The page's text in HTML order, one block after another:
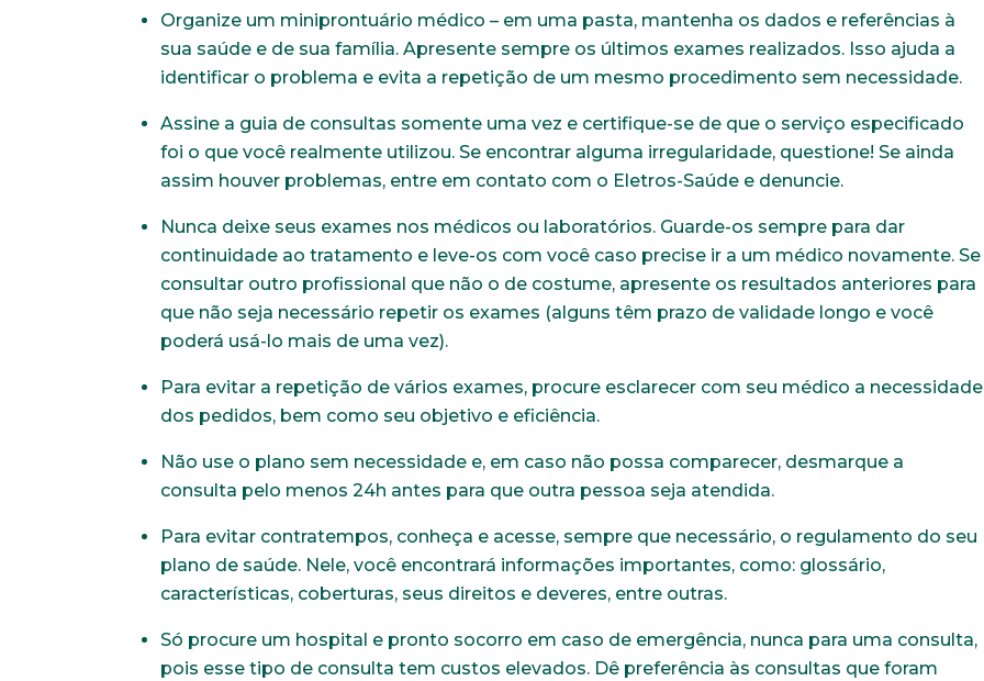
Organize um miniprontuário médico – em uma pasta, mantenha os dados e referências à
sua saúde e de sua família. Apresente sempre os últimos exames realizados. Isso ajuda a
identificar o problema e evita a repetição de um mesmo procedimento sem necessidade.
Assine a guia de consultas somente uma vez e certifique-se de que o serviço especificado
foi o que você realmente utilizou. Se encontrar alguma irregularidade, questione! Se ainda
assim houver problemas, entre em contato com o Eletros-Saúde e denuncie.
Nunca deixe seus exames nos médicos ou laboratórios. Guarde-os sempre para dar
continuidade ao tratamento e leve-os com você caso precise ir a um médico novamente. Se
consultar outro profissional que não o de costume, apresente os resultados anteriores para
que não seja necessário repetir os exames (alguns têm prazo de validade longo e você
poderá usá-lo mais de uma vez).
Para evitar a repetição de vários exames, procure esclarecer com seu médico a necessidade
dos pedidos, bem como seu objetivo e eficiência.
Não use o plano sem necessidade e, em caso não possa comparecer, desmarque a
consulta pelo menos 24h antes para que outra pessoa seja atendida.
Para evitar contratempos, conheça e acesse, sempre que necessário, o regulamento do seu
plano de saúde. Nele, você encontrará informações importantes, como: glossário,
características, coberturas, seus direitos e deveres, entre outras.
Só procure um hospital e pronto socorro em caso de emergência, nunca para uma consulta,
pois esse tipo de consulta tem custos elevados. Dê preferência às consultas que foram
Trabalhe conosco
Faça parte de uma instituição sólida, ética e comprometida com o bem-estar dos seus
todos os dados abaixo e anexe seu currículo.
*Campos obrigatórios